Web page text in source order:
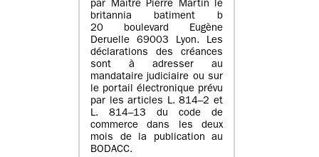
par Maître Pierre Martin le
britannia batiment b
20 boulevard Eugène
Deruelle 69003 Lyon. Les
déclarations des créances
sont à adresser au
mandataire judiciaire ou sur
le portail électronique prévu
par les articles L. 814–2 et
L. 814–13 du code de
commerce dans les deux
mois de la publication au
BODACC.